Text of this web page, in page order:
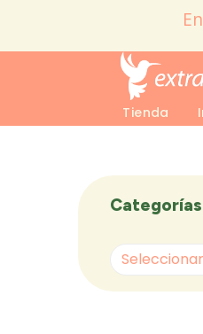
Tienda
Categorías